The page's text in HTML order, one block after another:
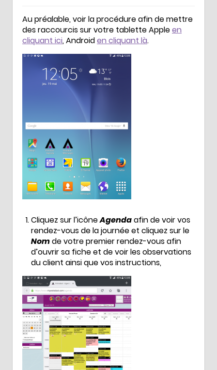
Au préalable, voir la procédure afin de mettre
des raccourcis sur votre tablette Appleen
cliquant ici, Androiden cliquant là.
Cliquez sur l’icôneAgendaafin de voir vos
rendez-vous de la journée et cliquez sur le
Nomde votre premier rendez-vous afin
d’ouvrir sa fiche et de voir les observations
du client ainsi que vos instructions,